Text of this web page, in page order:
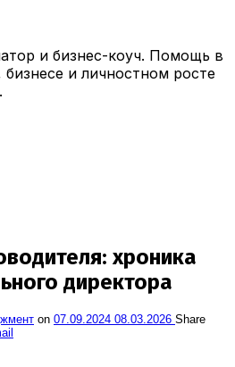
и бизнес-коуч. Помощь в
и личностном росте
хроника
директора
on 07.09.2024 08.03.2026 Share